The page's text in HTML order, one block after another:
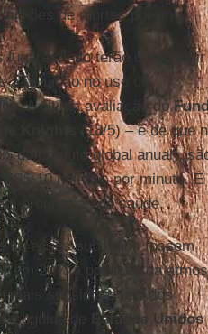
de mortes por ano.
não terão como
poluição no uso de
A última avaliação do
Knights
(18/5) – é de que
do produto global anual),
10 milhões por minuto. É
programas de saúde.
se esses subsídios fossem
em 20% a poluição da
mais subsidia o uso dos
seguida de
Estados Unidos